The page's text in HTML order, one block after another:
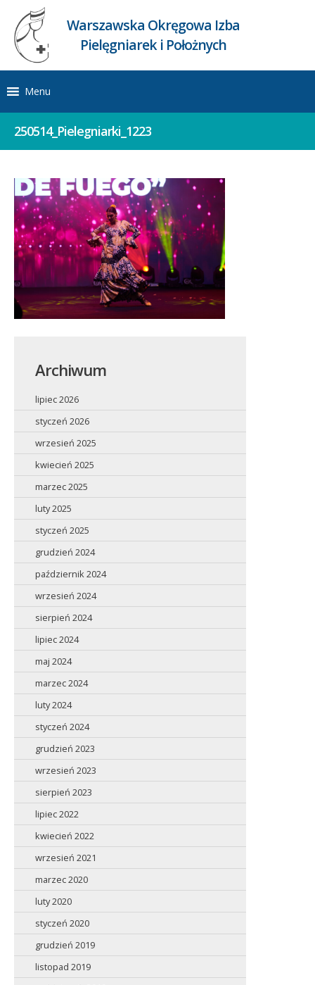
Warszawska Okręgowa Izba
Pielęgniarek i Położnych
Menu
250514_Pielegniarki_1223
Archiwum
lipiec 2026
styczeń 2026
wrzesień 2025
kwiecień 2025
marzec 2025
luty 2025
styczeń 2025
grudzień 2024
październik 2024
wrzesień 2024
sierpień 2024
lipiec 2024
maj 2024
marzec 2024
luty 2024
styczeń 2024
grudzień 2023
wrzesień 2023
sierpień 2023
lipiec 2022
kwiecień 2022
wrzesień 2021
marzec 2020
luty 2020
styczeń 2020
grudzień 2019
listopad 2019